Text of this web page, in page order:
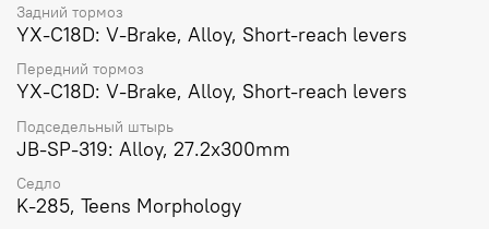
Задний тормоз
YX-C18D: V-Brake, Alloy, Short-reach levers
Передний тормоз
YX-C18D: V-Brake, Alloy, Short-reach levers
Подседельный штырь
JB-SP-319: Alloy, 27.2x300mm
Седло
K-285, Teens Morphology